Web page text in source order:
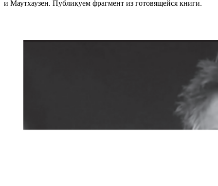
и Маутхаузен. Публикуем фрагмент из готовящейся книги.